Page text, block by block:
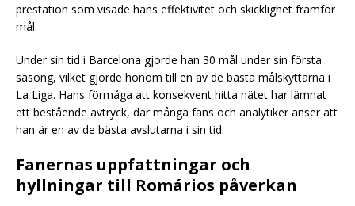
prestation som visade hans effektivitet och skicklighet framför
mål.
Under sin tid i Barcelona gjorde han 30 mål under sin första
säsong, vilket gjorde honom till en av de bästa målskyttarna i
La Liga. Hans förmåga att konsekvent hitta nätet har lämnat
ett bestående avtryck, där många fans och analytiker anser att
han är en av de bästa avslutarna i sin tid.
Fanernas uppfattningar och
hyllningar till Romários påverkan